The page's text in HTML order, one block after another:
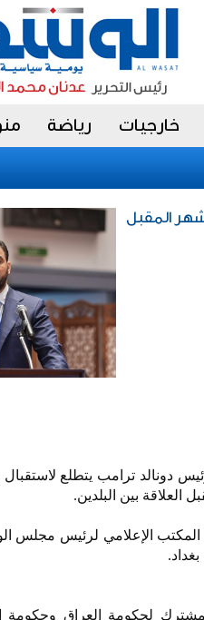
خارجيات رياضة
المقبل
دونالد ترامب يتطلع
بين البلدين.
الإعلامي لرئيس مجلس
لحكومة العراق وحكومة